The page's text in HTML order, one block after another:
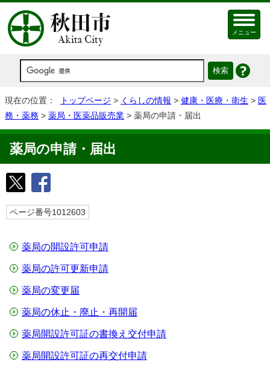
メニュー
現在の位置： トップページ > くらしの情報 > 健康・医療・衛生 > 医
務・薬務 > 薬局・医薬品販売業 > 薬局の申請・届出
薬局の申請・届出
ページ番号1012603
薬局の開設許可申請
薬局の許可更新申請
薬局の変更届
薬局の休止・廃止・再開届
薬局開設許可証の書換え交付申請
薬局開設許可証の再交付申請